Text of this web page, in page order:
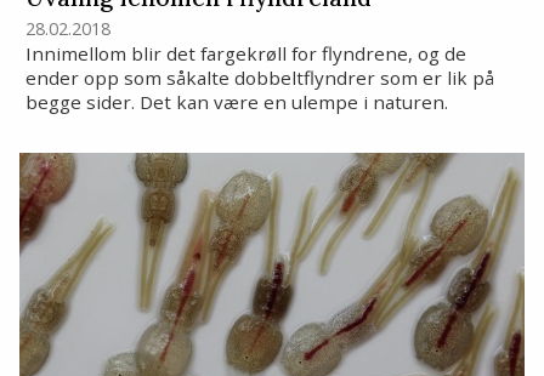
28.02.2018
Innimellom blir det fargekrøll for flyndrene, og de
ender opp som såkalte dobbeltflyndrer som er lik på
begge sider. Det kan være en ulempe i naturen.